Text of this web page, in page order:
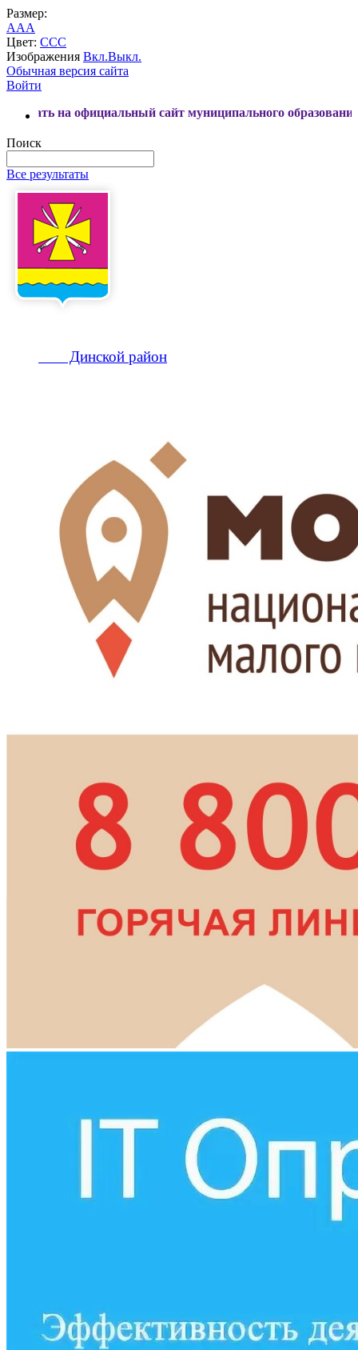
Размер:
AAA
Цвет: CCC
Изображения Вкл.Выкл.
Обычная версия сайта
Войти
официальный сайт муниципального образования Динской
Поиск
Все результаты
Динской район